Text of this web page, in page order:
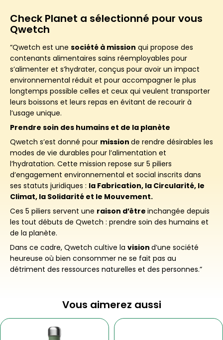
Check Planet a sélectionné pour vous
Qwetch
“Qwetch est une société à mission qui propose des
contenants alimentaires sains réemployables pour
s’alimenter et s’hydrater, conçus pour avoir un impact
environnemental réduit et pour accompagner le plus
longtemps possible celles et ceux qui veulent transporter
leurs boissons et leurs repas en évitant de recourir à
l’usage unique.
Prendre soin des humains et de la planète
Qwetch s’est donné pour mission de rendre désirables les
modes de vie durables pour l’alimentation et
l’hydratation. Cette mission repose sur 5 piliers
d’engagement environnemental et social inscrits dans
ses statuts juridiques : la Fabrication, la Circularité, le
Climat, la Solidarité et le Mouvement.
Ces 5 piliers servent une raison d’être inchangée depuis
les tout débuts de Qwetch : prendre soin des humains et
de la planète.
Dans ce cadre, Qwetch cultive la vision d’une société
heureuse où bien consommer ne se fait pas au
détriment des ressources naturelles et des personnes.”
Vous aimerez aussi
produit